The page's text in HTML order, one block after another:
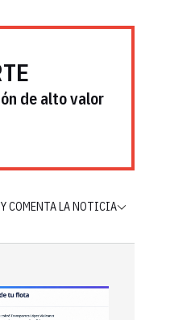
de alto valor
COMENTA LA NOTICIA